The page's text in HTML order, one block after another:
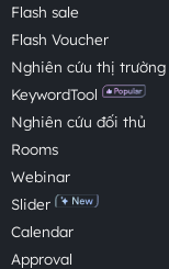
Flash sale
Flash Voucher
Nghiên cứu thị trường
KeywordTool
Nghiên cứu đối thủ
Rooms
Webinar
Slider
Calendar
Approval